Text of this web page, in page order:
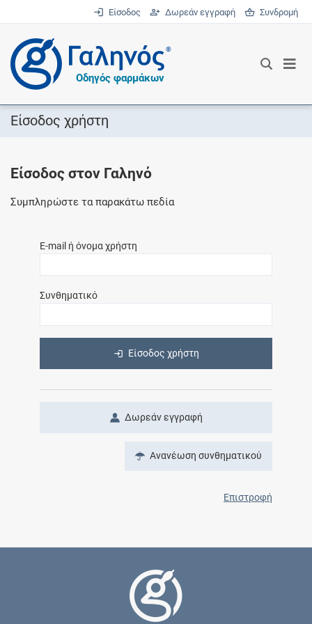
Είσοδος Δωρεάν εγγραφή Συνδρομή
®
Οδηγός φαρμάκων
Είσοδος χρήστη
Είσοδος στον Γαληνό
Συμπληρώστε τα παρακάτω πεδία
E-mail ή όνομα χρήστη
Συνθηματικό
Είσοδος χρήστη
Δωρεάν εγγραφή
Ανανέωση συνθηματικού
Επιστροφή